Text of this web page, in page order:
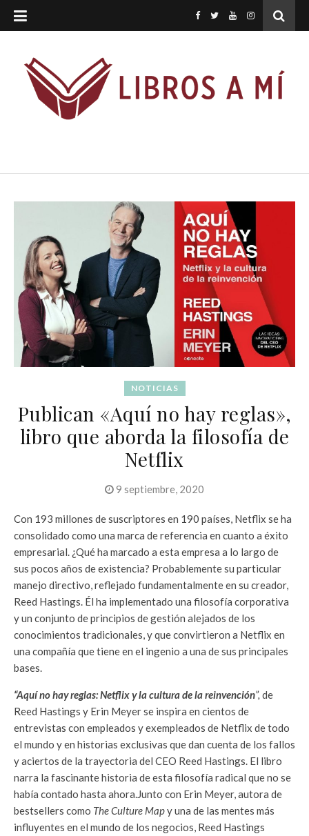
NOTICIAS
Publican «Aquí no hay reglas»,
libro que aborda la filosofía de
Netflix
9 septiembre, 2020
Con 193 millones de suscriptores en 190 países, Netflix se ha
consolidado como una marca de referencia en cuanto a éxito
empresarial. ¿Qué ha marcado a esta empresa a lo largo de
sus pocos años de existencia? Probablemente su particular
manejo directivo, reflejado fundamentalmente en su creador,
Reed Hastings. Él ha implementado una filosofía corporativa
y un conjunto de principios de gestión alejados de los
conocimientos tradicionales, y que convirtieron a Netflix en
una compañía que tiene en el ingenio a una de sus principales
bases.
“Aquí no hay reglas: Netflix y la cultura de la reinvención”, de
Reed Hastings y Erin Meyer se inspira en cientos de
entrevistas con empleados y exempleados de Netflix de todo
el mundo y en historias exclusivas que dan cuenta de los fallos
y aciertos de la trayectoria del CEO Reed Hastings. El libro
narra la fascinante historia de esta filosofía radical que no se
había contado hasta ahora.Junto con Erin Meyer, autora de
bestsellers como The Culture Mapy una de las mentes más
influyentes en el mundo de los negocios, Reed Hastings